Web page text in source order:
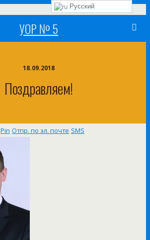
УОР № 5
18.09.2018
Поздравляем!
Pin Отпр. по эл. почте SMS
Русский